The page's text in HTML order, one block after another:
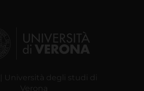
| Università degli studi di
Verona